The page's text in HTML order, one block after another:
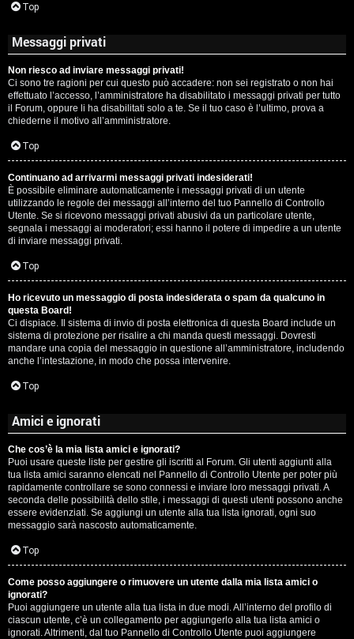
Top
Messaggi privati
Non riesco ad inviare messaggi privati!
Ci sono tre ragioni per cui questo può accadere: non sei registrato o non hai
effettuato l’accesso, l’amministratore ha disabilitato i messaggi privati per tutto
il Forum, oppure li ha disabilitati solo a te. Se il tuo caso è l’ultimo, prova a
chiederne il motivo all’amministratore.
Top
Continuano ad arrivarmi messaggi privati indesiderati!
È possibile eliminare automaticamente i messaggi privati ​​di un utente
utilizzando le regole dei messaggi all’interno del tuo Pannello di Controllo
Utente. Se si ricevono messaggi privati ​​abusivi da un particolare utente,
segnala i messaggi ai moderatori; essi hanno il potere di impedire a un utente
di inviare messaggi privati​​.
Top
Ho ricevuto un messaggio di posta indesiderata o spam da qualcuno in
questa Board!
Ci dispiace. Il sistema di invio di posta elettronica di questa Board include un
sistema di protezione per risalire a chi manda questi messaggi. Dovresti
mandare una copia del messaggio in questione all’amministratore, includendo
anche l’intestazione, in modo che possa intervenire.
Top
Amici e ignorati
Che cos’è la mia lista amici e ignorati?
Puoi usare queste liste per gestire gli iscritti al Forum. Gli utenti aggiunti alla
tua lista amici saranno elencati nel Pannello di Controllo Utente per poter più
rapidamente controllare se sono connessi e inviare loro messaggi privati. A
seconda delle possibilità dello stile, i messaggi di questi utenti possono anche
essere evidenziati. Se aggiungi un utente alla tua lista ignorati, ogni suo
messaggio sarà nascosto automaticamente.
Top
Come posso aggiungere o rimuovere un utente dalla mia lista amici o
ignorati?
Puoi aggiungere un utente alla tua lista in due modi. All’interno del profilo di
ciascun utente, c’è un collegamento per aggiungerlo alla tua lista amici o
ignorati. Altrimenti, dal tuo Pannello di Controllo Utente puoi aggiungere